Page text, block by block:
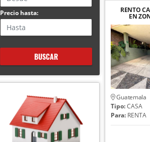
Precio hasta:
BUSCAR
RENTO
EN
Guatemala
Tipo:CASA
Para: RENTA